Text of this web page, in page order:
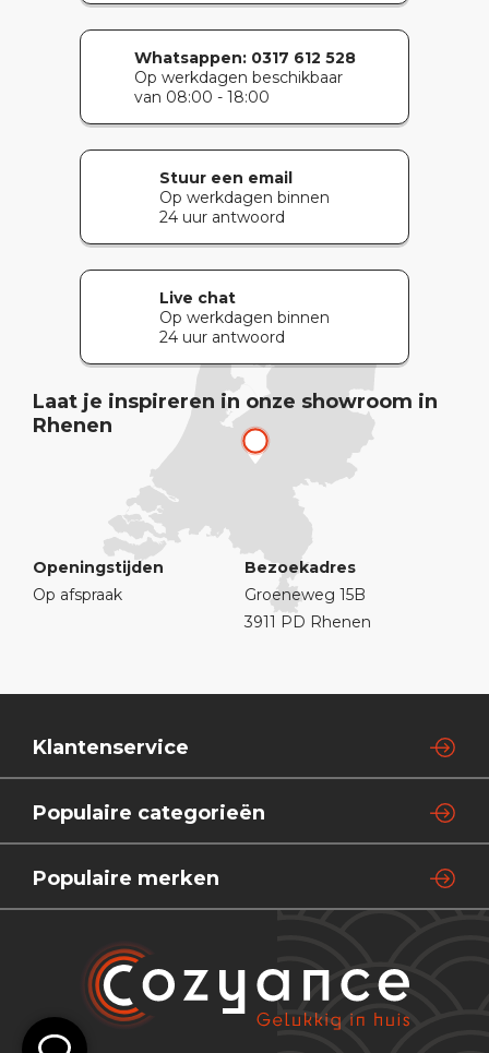
Whatsappen:0317 612 528
Op werkdagen beschikbaar
van 08:00 - 18:00
Stuur een email
Op werkdagen binnen
24 uur antwoord
Live chat
Op werkdagen binnen
24 uur antwoord
Laat je inspireren in onze showroom in
Rhenen
Openingstijden
Op afspraak
Bezoekadres
Groeneweg 15B
3911 PD Rhenen
Klantenservice
Populaire categorieën
Populaire merken